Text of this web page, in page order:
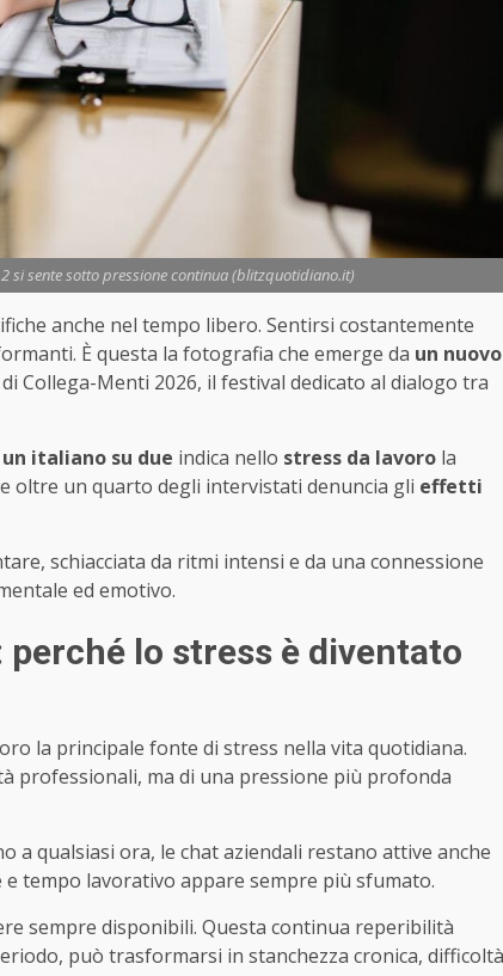
si sente sotto pressione continua (blitzquotidiano.it)
anche nel tempo libero. Sentirsi costantemente
È questa la fotografia che emerge da un nuovo
Collega-Menti 2026, il festival dedicato al dialogo tra
un italiano su due indica nello stress da lavoro la
oltre un quarto degli intervistati denuncia gli effetti
schiacciata da ritmi intensi e da una connessione
ed emotivo.
lo stress è diventato
la principale fonte di stress nella vita quotidiana.
professionali, ma di una pressione più profonda
a qualsiasi ora, le chat aziendali restano attive anche
tempo lavorativo appare sempre più sfumato.
sempre disponibili. Questa continua reperibilità
può trasformarsi in stanchezza cronica, difficoltà